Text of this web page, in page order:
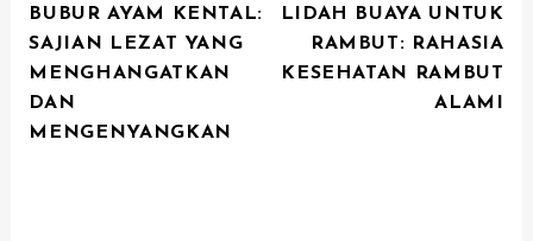
O
S
T
N
BUBUR AYAM KENTAL:
SAJIAN LEZAT YANG
MENGHANGATKAN
DAN
MENGENYANGKAN
LIDAH BUAYA UNTUK
RAMBUT: RAHASIA
KESEHATAN RAMBUT
ALAMI